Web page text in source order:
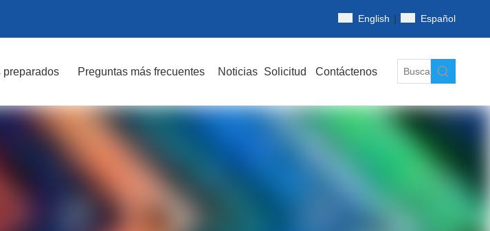
English Español
preparados Preguntas más frecuentes Noticias Solicitud Contáctenos